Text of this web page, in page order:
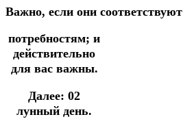
Важно, если они соответствуют
потребностям; и
действительно
для вас важны.
Далее: 02
лунный день.